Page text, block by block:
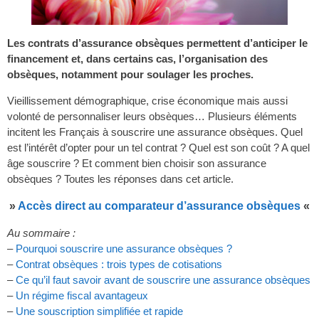
Les contrats d’assurance obsèques permettent d’anticiper le
financement et, dans certains cas, l’organisation des
obsèques, notamment pour soulager les proches.
Vieillissement démographique, crise économique mais aussi
volonté de personnaliser leurs obsèques… Plusieurs éléments
incitent les Français à souscrire une assurance obsèques. Quel
est l’intérêt d’opter pour un tel contrat ? Quel est son coût ? A quel
âge souscrire ? Et comment bien choisir son assurance
obsèques ? Toutes les réponses dans cet article.
» Accès direct au comparateur d’assurance obsèques «
Au sommaire :
– Pourquoi souscrire une assurance obsèques ?
–Contrat obsèques : trois types de cotisations
–Ce qu’il faut savoir avant de souscrire une assurance obsèques
– Un régime fiscal avantageux
– Une souscription simplifiée et rapide